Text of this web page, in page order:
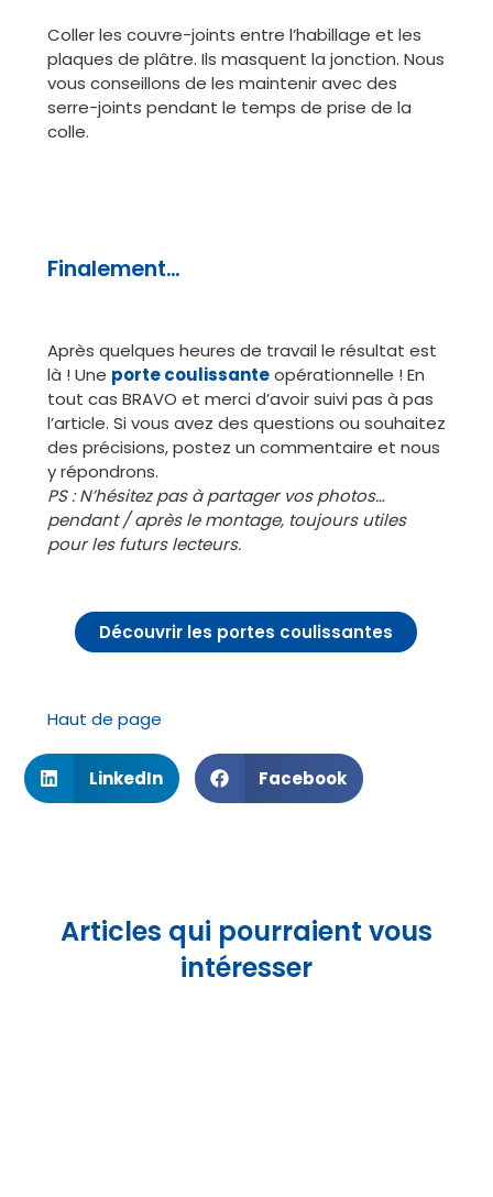
Coller les couvre-joints entre l’habillage et les
plaques de plâtre. Ils masquent la jonction. Nous
vous conseillons de les maintenir avec des
serre-joints pendant le temps de prise de la
colle.
Finalement…
Après quelques heures de travail le résultat est
là ! Une porte coulissanteopérationnelle ! En
tout cas BRAVO et merci d’avoir suivi pas à pas
l’article. Si vous avez des questions ou souhaitez
des précisions, postez un commentaire et nous
y répondrons.
PS : N’hésitez pas à partager vos photos…
pendant / après le montage, toujours utiles
pour les futurs lecteurs.
Découvrir les portes coulissantes
Haut de page
LinkedIn Facebook
Articles qui pourraient vous
intéresser